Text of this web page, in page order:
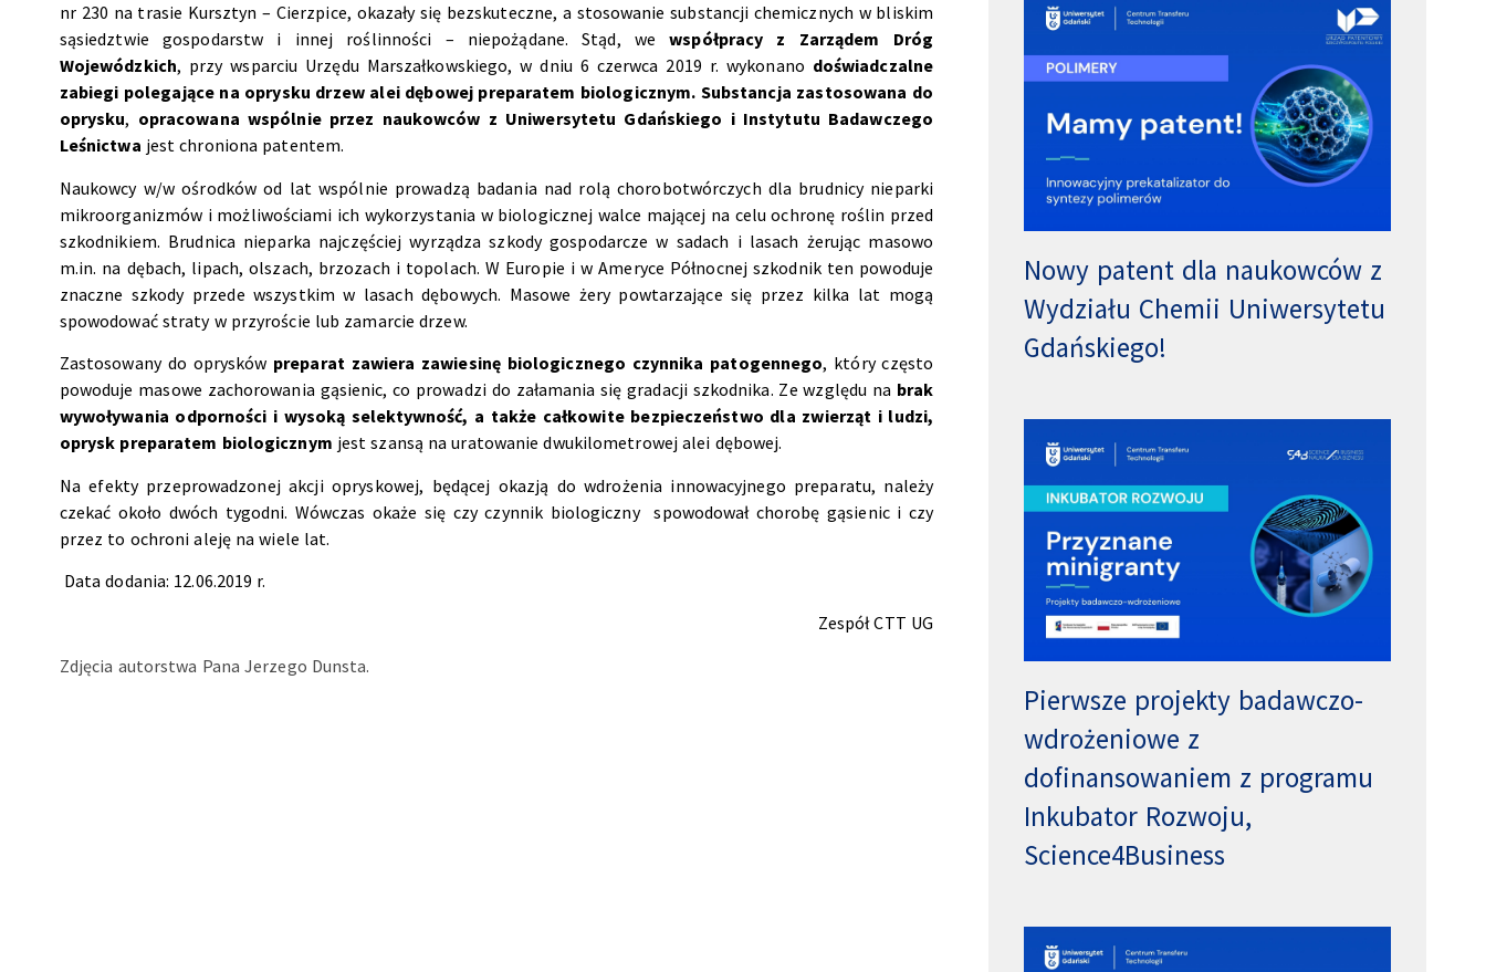
nr 230 na trasie Kursztyn – Cierzpice, okazały się bezskuteczne, a stosowanie substancji chemicznych w bliskim
sąsiedztwie gospodarstw i innej roślinności – niepożądane. Stąd, wewspółpracy z Zarządem Dróg
Wojewódzkich, przy wsparciu Urzędu Marszałkowskiego, w dniu 6 czerwca 2019 r. wykonano doświadczalne
zabiegi polegające na oprysku drzew alei dębowej preparatem biologicznym. Substancja zastosowana do
oprysku, opracowana wspólnie przez naukowców z Uniwersytetu Gdańskiego i Instytutu Badawczego
Leśnictwa jest chroniona patentem.
Naukowcy w/w ośrodków od lat wspólnie prowadzą badania nad rolą chorobotwórczych dla brudnicy nieparki
mikroorganizmów i możliwościami ich wykorzystania w biologicznej walce mającej na celu ochronę roślin przed
szkodnikiem. Brudnica nieparka najczęściej wyrządza szkody gospodarcze w sadach i lasach żerując masowo
m.in. na dębach, lipach, olszach, brzozach i topolach. W Europie i w Ameryce Północnej szkodnik ten powoduje
znaczne szkody przede wszystkim w lasach dębowych. Masowe żery powtarzające się przez kilka lat mogą
spowodować straty w przyroście lub zamarcie drzew.
Zastosowany do oprysków preparat zawiera zawiesinę biologicznego czynnika patogennego, który często
powoduje masowe zachorowania gąsienic, co prowadzi do załamania się gradacji szkodnika. Ze względu na brak
wywoływania odporności i wysoką selektywność, a także całkowite bezpieczeństwo dla zwierząt i ludzi,
oprysk preparatem biologicznym jest szansą na uratowanie dwukilometrowej alei dębowej.
Na efekty przeprowadzonej akcji opryskowej, będącej okazją do wdrożenia innowacyjnego preparatu, należy
czekać około dwóch tygodni. Wówczas okaże się czy czynnik biologiczny spowodował chorobę gąsienic i czy
przez to ochroni aleję na wiele lat.
Data dodania: 12.06.2019 r.
Zespół CTT UG
Zdjęcia autorstwa Pana Jerzego Dunsta.
Nowy patent dla naukowców z
Wydziału Chemii Uniwersytetu
Gdańskiego!
Pierwsze projekty badawczo-
wdrożeniowe z
dofinansowaniem z programu
Inkubator Rozwoju,
Science4Business